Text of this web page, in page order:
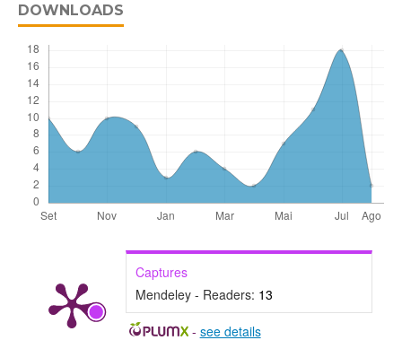
DOWNLOADS
Captures
Mendeley - Readers: 13
- see details